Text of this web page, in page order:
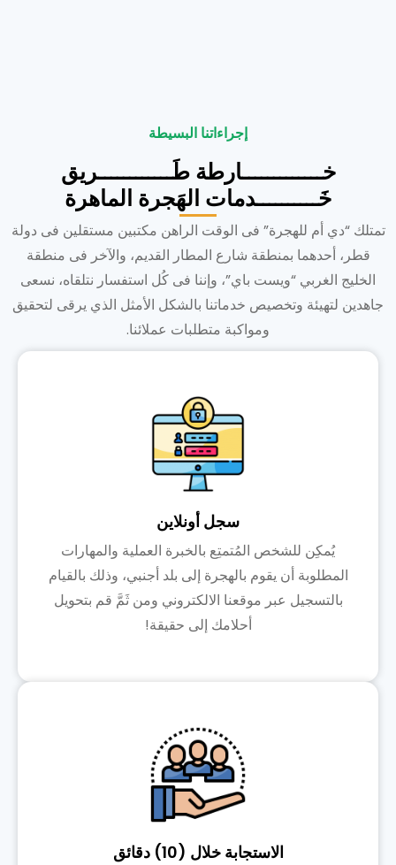
إجراءاتنا البسيطة
خـــــــــــــارطة طَــــــــــــريق
خَــــــــــدمات الهَجرة الماهرة
تمتلك “دي أم للهجرة” فى الوقت الراهن مكتبين مستقلين فى دولة
قطر، أحدهما بمنطقة شارع المطار القديم، والآخر فى منطقة
الخليج الغربي “ويست باي”، وإننا فى كُل استفسار نتلقاه، نسعى
جاهدين لتهيئة وتخصيص خدماتنا بالشكل الأمثل الذي يرقى لتحقيق
ومواكبة متطلبات عملائنا.
سجل أونلاين
يُمكِن للشخص المُتمتِع بالخبرة العملية والمهارات
المطلوبة أن يقوم بالهجرة إلى بلد أجنبي، وذلك بالقيام
بالتسجيل عبر موقعنا الالكتروني ومن ثَمَّ قم بتحويل
أحلامك إلى حقيقة!
الاستجابة خلال (10) دقائق